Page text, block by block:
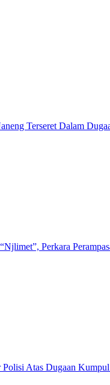
Terseret Dalam
Perkara
Polisi Atas Dugaan